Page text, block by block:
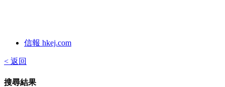
信報 hkej.com
< 返回
搜尋結果